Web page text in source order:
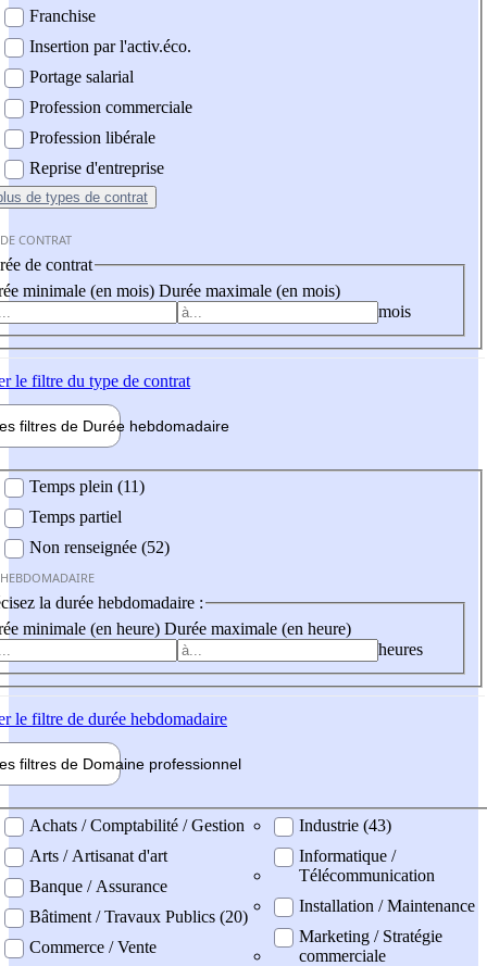
Franchise
Insertion par l'activ.éco.
Portage salarial
Profession commerciale
Profession libérale
Reprise d'entreprise
de types de contrat
CONTRAT
de contrat
minimale (en mois) Durée maximale (en mois)
mois
le filtre du type de contrat
filtres de Durée hebdomadaire
Temps plein (11)
Temps partiel
Non renseignée (52)
la durée hebdomadaire :
minimale (en heure) Durée maximale (en heure)
heures
le filtre de durée hebdomadaire
filtres de Domaine professionnel
professionel
Achats / Comptabilité / Gestion
Arts / Artisanat d'art
Banque / Assurance
Bâtiment / Travaux Publics (20)
Commerce / Vente
Industrie (43)
Informatique /
Télécommunication
Installation / Maintenance
Marketing / Stratégie
commerciale